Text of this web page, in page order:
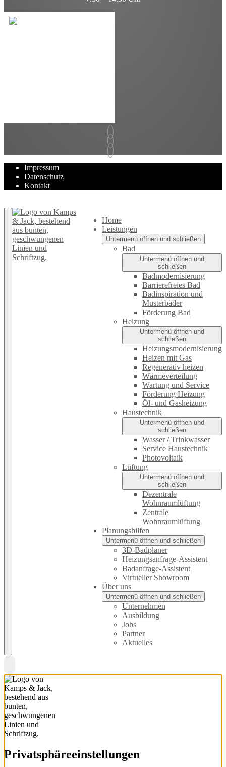
Impressum
Datenschutz
Kontakt
Home
Leistungen
Untermenü öffnen und schließen
Bad
Untermenü öffnen und
schließen
Badmodernisierung
Barrierefreies Bad
Badinspiration und
Musterbäder
Förderung Bad
Heizung
Untermenü öffnen und
schließen
Heizungsmodernisierung
Heizen mit Gas
Regenerativ heizen
Wärmeverteilung
Wartung und Service
Förderung Heizung
Öl- und Gasheizung
Haustechnik
Untermenü öffnen und
schließen
Wasser / Trinkwasser
Service Haustechnik
Photovoltaik
Lüftung
Untermenü öffnen und
schließen
Dezentrale
Wohnraumlüftung
Zentrale
Wohnraumlüftung
Planungshilfen
Untermenü öffnen und schließen
3D-Badplaner
Heizungsanfrage-Assistent
Badanfrage-Assistent
Virtueller Showroom
Über uns
Untermenü öffnen und schließen
Unternehmen
Ausbildung
Jobs
Partner
Aktuelles
Privatsphäre­einstellungen